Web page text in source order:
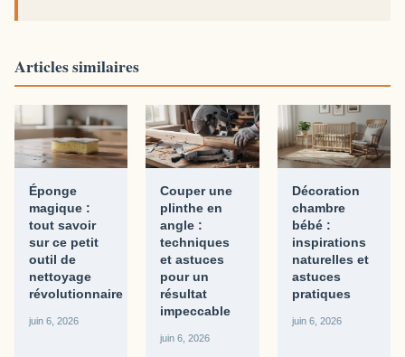
Articles similaires
Éponge
magique :
tout savoir
sur ce petit
outil de
nettoyage
révolutionnaire
juin 6, 2026
Couper une
plinthe en
angle :
techniques
et astuces
pour un
résultat
impeccable
juin 6, 2026
Décoration
chambre
bébé :
inspirations
naturelles et
astuces
pratiques
juin 6, 2026